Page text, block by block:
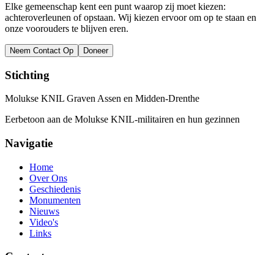
Elke gemeenschap kent een punt waarop zij moet kiezen:
achteroverleunen of opstaan. Wij kiezen ervoor om op te staan en
onze voorouders te blijven eren.
Neem Contact Op Doneer
Stichting
Molukse KNIL Graven Assen en Midden-Drenthe
Eerbetoon aan de Molukse KNIL-militairen en hun gezinnen
Navigatie
Home
Over Ons
Geschiedenis
Monumenten
Nieuws
Video's
Links